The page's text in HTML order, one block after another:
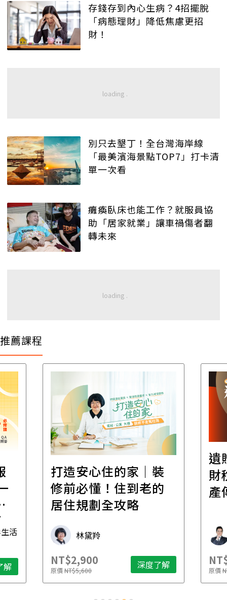
存錢存到內心生病？4招擺脫
「病態理財」降低焦慮更招
財！
別只去墾丁！全台灣海岸線
「最美濱海景點TOP7」打卡清
單一次看
癱瘓臥床也能工作？就服員協
助「居家就業」讓車禍傷者翻
轉未來
推薦課程
活
解
打造安心住的家｜裝
修前必懂！住到老的
居住規劃全攻略
林黛羚
NT$2,900
原價NT$5,600 深度了解
遺
財
產
原價